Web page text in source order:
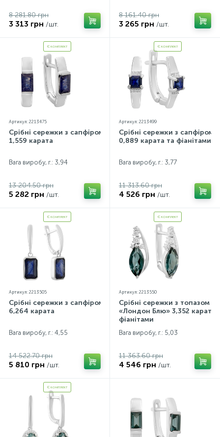
8 281.80 грн
3 313 грн /шт.
8 161.40 грн
3 265 грн /шт.
Є комплект
Артикул: 2213475
Срібні сережки з сапфіром
1,559 карата
Вага виробу, г.: 3,94
13 204.50 грн
5 282 грн /шт.
Є комплект
Артикул: 2213499
Срібні сережки з сапфіром
0,889 карата та фіанітами
Вага виробу, г.: 3,77
11 313.60 грн
4 526 грн /шт.
Є комплект
Артикул: 2213505
Срібні сережки з сапфіром
6,264 карата
Вага виробу, г.: 4,55
14 522.70 грн
5 810 грн /шт.
Є комплект
Артикул: 2213550
Срібні сережки з топазом
«Лондон Блю» 3,352 карата,
фіанітами
Вага виробу, г.: 5,03
11 363.60 грн
4 546 грн /шт.
Є комплект